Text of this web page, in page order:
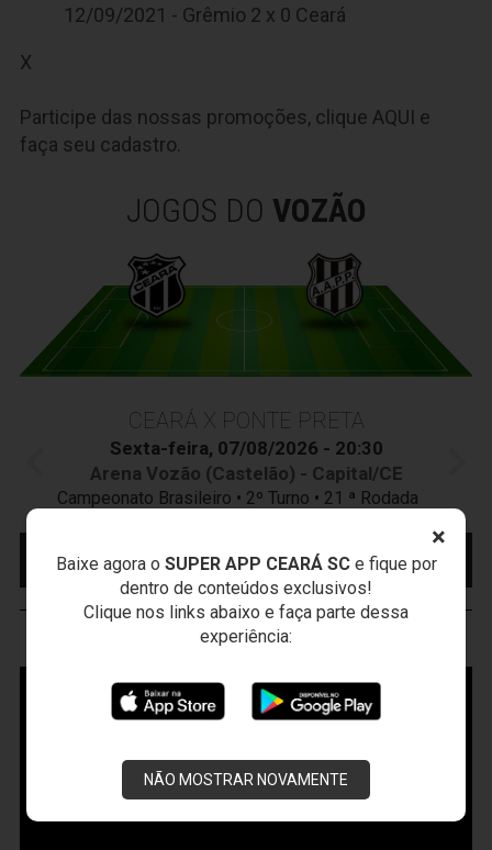
×
Baixe agora o SUPER APP CEARÁ SCe fique por
dentro de conteúdos exclusivos!
Clique nos links abaixo e faça parte dessa
experiência:
NÃO MOSTRAR NOVAMENTE
12/09/2021 - Grêmio 2 x 0 Ceará
X
Participe das nossas promoções, clique AQUI e
faça seu cadastro.
JOGOS DO VOZÃO
CEARÁ X PONTE PRETA
Sexta-feira, 07/08/2026 - 20:30
Arena Vozão (Castelão) - Capital/CE
Campeonato Brasileiro • 2º Turno • 21 ª Rodada
COMPRE AQUI SEU
INGRESSO
VOZÃOTV